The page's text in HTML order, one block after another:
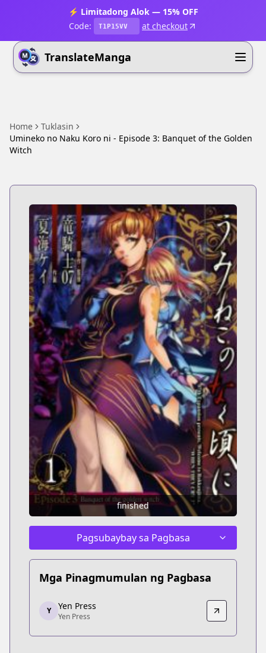
⚡ Limitadong Alok — 15% OFF
Code:
T1P15VV at checkout
TranslateManga
Home
Tuklasin
Umineko no Naku Koro ni - Episode 3: Banquet of the Golden
Witch
finished
Pagsubaybay sa Pagbasa
Mga Pinagmumulan ng Pagbasa
Yen Press
Yen Press
https://yenpress.com/series/umineko-when-they-
Y Yen Press
Yen Press